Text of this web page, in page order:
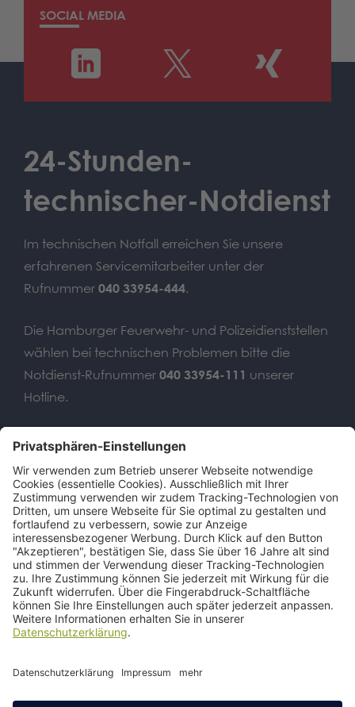
SOCIAL MEDIA
24-Stunden-
technischer-Notdienst
Im technischen Notfall erreichen Sie unsere
erfahrenen Servicemitarbeiter unter der
Rufnummer 040 33954-444.
Die Hamburger Feuerwehr- und Polizeidienststellen
wählen bei technischen Problemen bitte die
Notdienst-Rufnummer 040 33954-111 unserer
Hotline.
Wir benötigen Ihre
Zustimmung, um den Google
Maps-Service zu laden!
Wir verwenden einen Service eines
Drittanbieters, um Karteninhalte
einzubetten. Dieser Service kann Daten
zu Ihren Aktivitäten sammeln. Bitte lesen
Sie die Details durch und stimmen Sie
der Nutzung des Service zu, um diese
Mehr Informationen